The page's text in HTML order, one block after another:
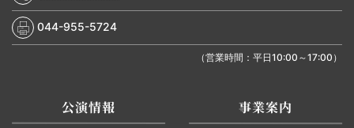
044-955-5724
（営業時間：平日10:00～17:00）
公演情報 事業案内